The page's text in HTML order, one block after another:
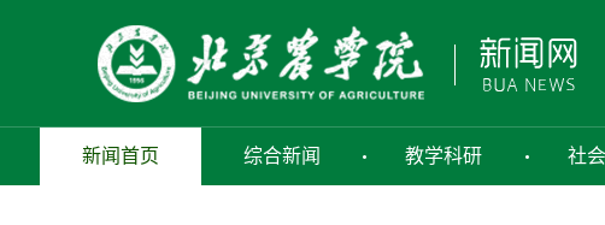
新闻首页 综合新闻 教学科研 社